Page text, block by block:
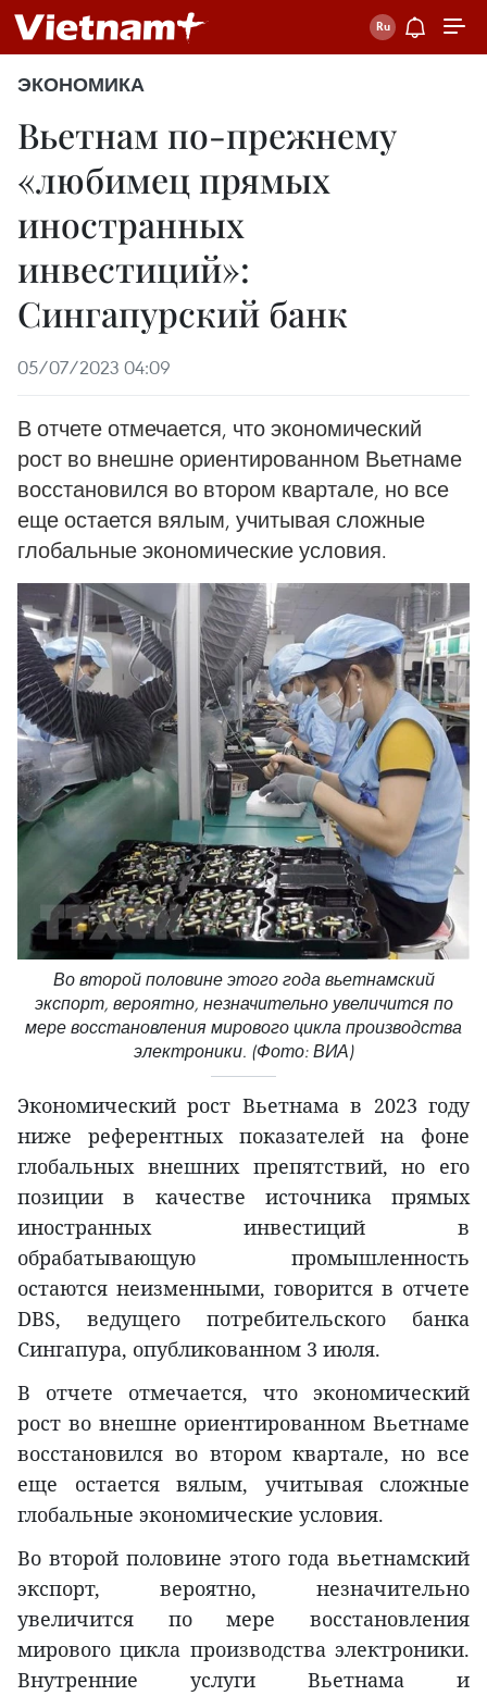
ЭКОНОМИКА
Вьетнам по-прежнему
«любимец прямых
иностранных
инвестиций»:
Сингапурский банк
05/07/2023 04:09
В отчете отмечается, что экономический
рост во внешне ориентированном Вьетнаме
восстановился во втором квартале, но все
еще остается вялым, учитывая сложные
глобальные экономические условия.
Во второй половине этого года вьетнамский
экспорт, вероятно, незначительно увеличится по
мере восстановления мирового цикла производства
электроники. (Фото: ВИА)
Экономический рост Вьетнама в 2023 году
ниже референтных показателей на фоне
глобальных внешних препятствий, но его
позиции в качестве источника прямых
иностранных инвестиций в
обрабатывающую промышленность
остаются неизменными, говорится в отчете
DBS, ведущего потребительского банка
Сингапура, опубликованном 3 июля.
В отчете отмечается, что экономический
рост во внешне ориентированном Вьетнаме
восстановился во втором квартале, но все
еще остается вялым, учитывая сложные
глобальные экономические условия.
Во второй половине этого года вьетнамский
экспорт, вероятно, незначительно
увеличится по мере восстановления
мирового цикла производства электроники.
Внутренние услуги Вьетнама и